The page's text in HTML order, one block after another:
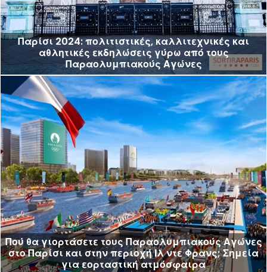
Παρίσι 2024: πολιτιστικές, καλλιτεχνικές και
αθλητικές εκδηλώσεις γύρω από τους
Παραολυμπιακούς Αγώνες
Πού θα γιορτάσετε τους Παραολυμπιακούς Αγώνες
στο Παρίσι και στην περιοχή Ιλ ντε Φρανς; Σημεία
για εορταστική ατμόσφαιρα